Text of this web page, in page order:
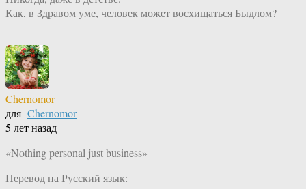
Как, в Здравом уме, человек может восхищаться Быдлом?
—
Chernomor
для Chernomor
5 лет назад
«Nothing personal just business»
Перевод на Русский язык: